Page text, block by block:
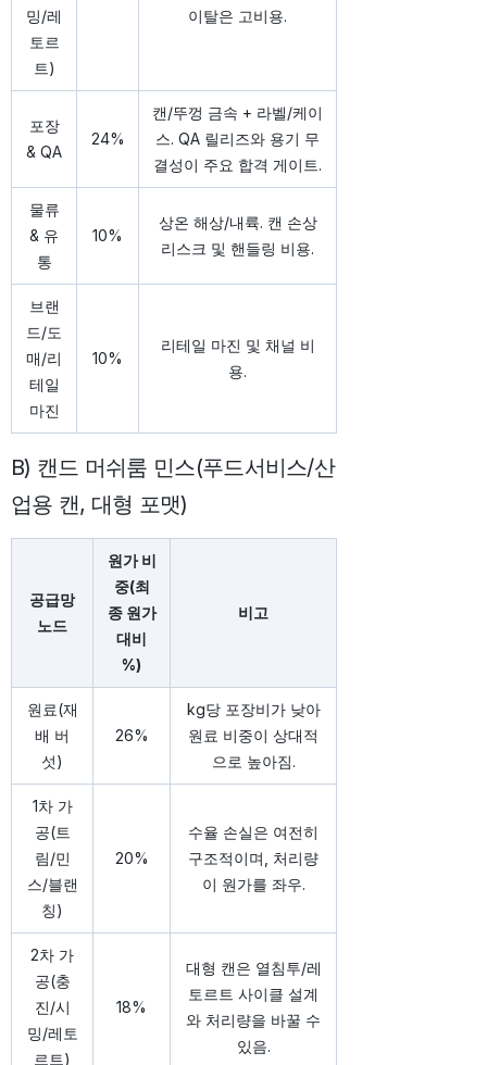
밍/레
토르
트)
이탈은 고비용.
포장
& QA
24%
캔/뚜껑 금속 + 라벨/케이
스. QA 릴리즈와 용기 무
결성이 주요 합격 게이트.
물류
& 유
통
10%
상온 해상/내륙. 캔 손상
리스크 및 핸들링 비용.
브랜
드/도
매/리
테일
마진
10%
리테일 마진 및 채널 비
용.
B) 캔드 머쉬룸 민스(푸드서비스/산
업용 캔, 대형 포맷)
공급망
노드
원가 비
중(최
종 원가
대비
%)
비고
원료(재
배 버
섯)
26%
kg당 포장비가 낮아
원료 비중이 상대적
으로 높아짐.
1차 가
공(트
림/민
스/블랜
칭)
20%
수율 손실은 여전히
구조적이며, 처리량
이 원가를 좌우.
2차 가
공(충
진/시
밍/레토
르트)
18%
대형 캔은 열침투/레
토르트 사이클 설계
와 처리량을 바꿀 수
있음.